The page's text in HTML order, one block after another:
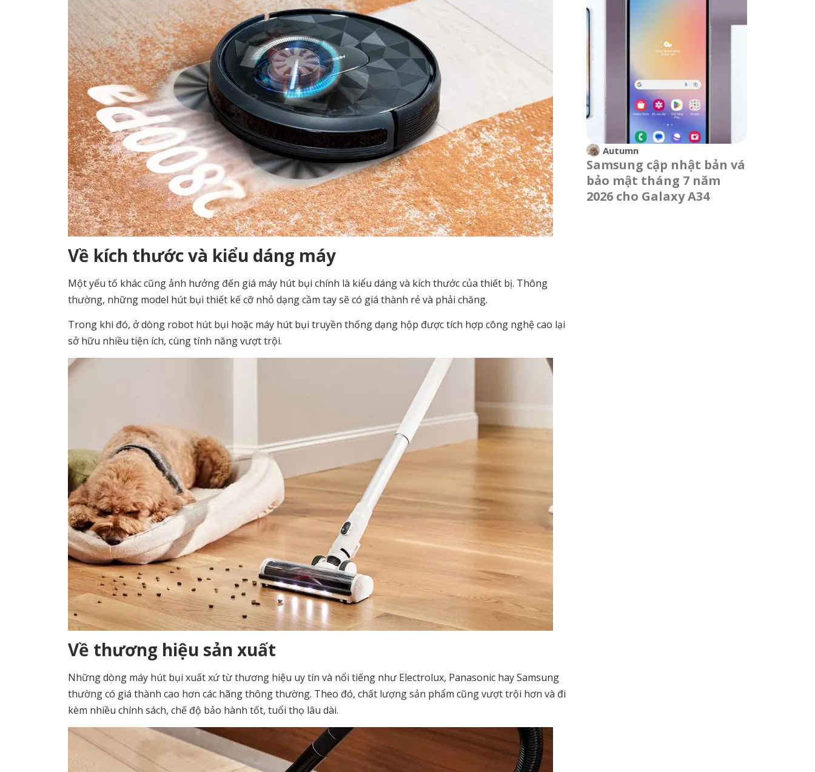
Về kích thước và kiểu dáng máy
Một yếu tố khác cũng ảnh hưởng đến giá máy hút bụi chính là kiểu dáng và kích thước của thiết bị. Thông
thường, những model hút bụi thiết kế cỡ nhỏ dạng cầm tay sẽ có giá thành rẻ và phải chăng.
Trong khi đó, ở dòng robot hút bụi hoặc máy hút bụi truyền thống dạng hộp được tích hợp công nghệ cao lại
sở hữu nhiều tiện ích, cùng tính năng vượt trội.
Về thương hiệu sản xuất
Những dòng máy hút bụi xuất xứ từ thương hiệu uy tín và nổi tiếng như Electrolux, Panasonic hay Samsung
thường có giá thành cao hơn các hãng thông thường. Theo đó, chất lượng sản phẩm cũng vượt trội hơn và đi
kèm nhiều chính sách, chế độ bảo hành tốt, tuổi thọ lâu dài.
Autumn
Samsung cập nhật bản vá
bảo mật tháng 7 năm
2026 cho Galaxy A34